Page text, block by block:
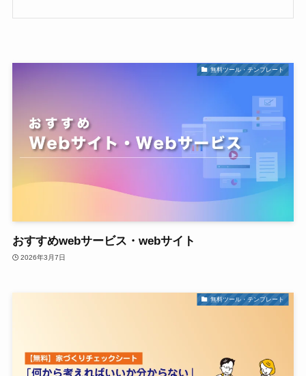
無料ツール・テンプレート
おすすめwebサービス・webサイト
2026年3月7日
無料ツール・テンプレート